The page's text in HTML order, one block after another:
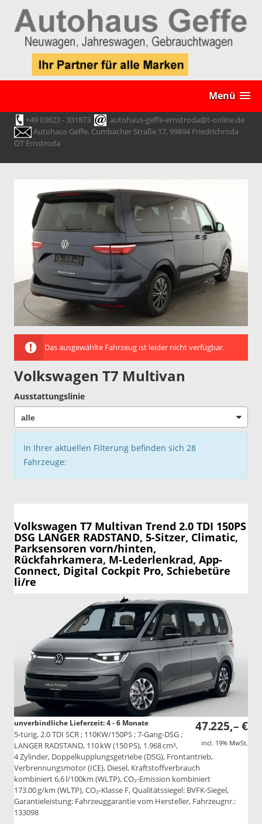
Menü
+49 03623 - 331873
autohaus-geffe-ernstroda@t-online.de
Autohaus Geffe, Cumbacher Straße 17, 99894 Friedrichroda
OT Ernstroda
Das ausgewählte Fahrzeug ist leider nicht verfügbar.
Volkswagen T7 Multivan
Ausstattungslinie
In Ihrer aktuellen Filterung befinden sich 28
Fahrzeuge:
Volkswagen T7 Multivan Trend 2.0 TDI 150PS
DSG LANGER RADSTAND, 5-Sitzer, Climatic,
Parksensoren vorn/hinten,
Rückfahrkamera, M-Lederlenkrad, App-
Connect, Digital Cockpit Pro, Schiebetüre
li/re
47.225,– €
incl. 19% MwSt.
unverbindliche Lieferzeit: 4 - 6 Monate
5-türig, 2.0 TDI SCR ; 110KW/150PS ; 7-Gang-DSG ;
LANGER RADSTAND, 110 kW (150 PS), 1.968 cm³,
4 Zylinder, Doppelkupplungsgetriebe (DSG), Frontantrieb,
Verbrennungsmotor (ICE), Diesel, Kraftstoffverbrauch
kombiniert 6,6 l/100km (WLTP), CO₂-Emission kombiniert
173.00 g/km (WLTP), CO₂-Klasse F, Qualitätssiegel: BVFK-Siegel,
Garantieleistung: Fahrzeuggarantie vom Hersteller, Fahrzeugnr.:
133098